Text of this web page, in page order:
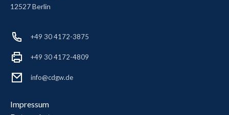
12527 Berlin
+49 30 4172-3875
+49 30 4172-4809
info@cdgw.de
Impressum